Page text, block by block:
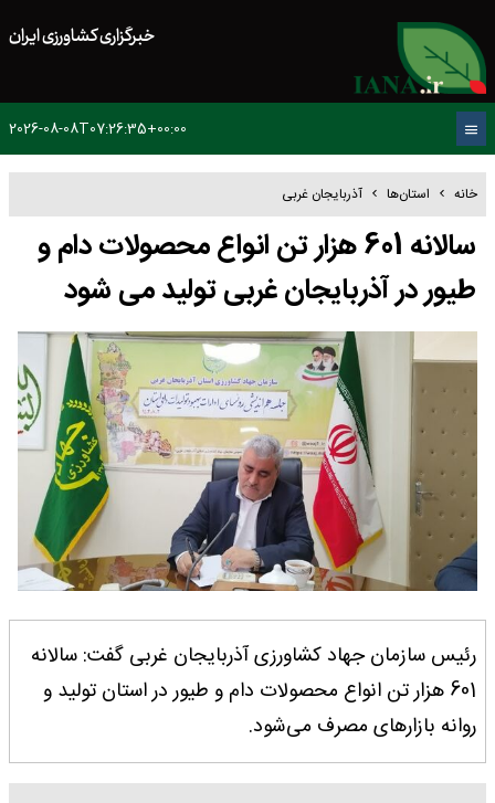
خبرگزاری کشاورزی ایران
2026-08-08T07:26:35+00:00
خانه استان‌ها آذربایجان غربی
سالانه 601 هزار تن انواع محصولات دام و
طیور در آذربایجان غربی تولید می شود
رئیس سازمان جهاد کشاورزی آذربایجان غربی گفت: سالانه
601 هزار تن انواع محصولات دام و طیور در استان تولید و
روانه بازارهای مصرف می‌شود.